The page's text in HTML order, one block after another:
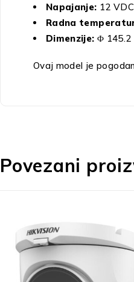
Napajanje: 12
Radna
Dimenzije: Φ 145.2
Ovaj model je
Povezani